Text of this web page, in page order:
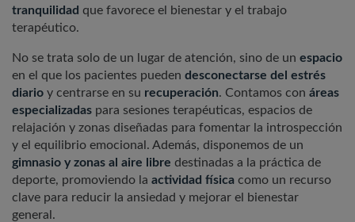
tranquilidad que favorece el bienestar y el trabajo
terapéutico.
No se trata solo de un lugar de atención, sino de un espacio
en el que los pacientes pueden desconectarse del estrés
diario y centrarse en su recuperación. Contamos con áreas
especializadas para sesiones terapéuticas, espacios de
relajación y zonas diseñadas para fomentar la introspección
y el equilibrio emocional. Además, disponemos de un
gimnasio y zonas al aire libre destinadas a la práctica de
deporte, promoviendo la actividad física como un recurso
clave para reducir la ansiedad y mejorar el bienestar
general.